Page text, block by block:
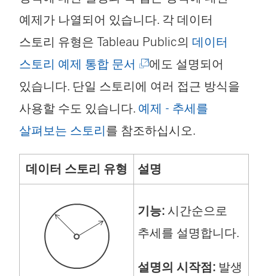
예제가 나열되어 있습니다. 각 데이터
스토리 유형은 Tableau Public의 데이터
스토리 예제 통합 문서 (
링
크
가
새
창
서
열
림
에도 설명되어
있습니다. 단일 스토리에 여러 접근 방식을
사용할 수도 있습니다. 예제 - 추세를
살펴보는 스토리를 참조하십시오.
데이터 스토리 유형 설명
기능: 시간순으로
추세를 설명합니다.
설명의 시작점: 발생